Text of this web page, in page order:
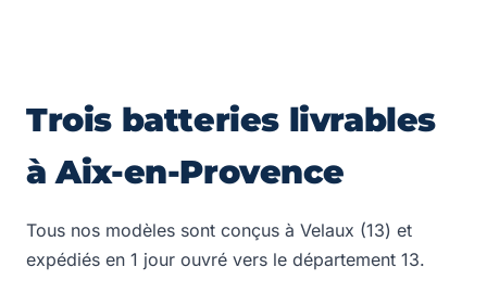
Trois batteries livrables
à Aix-en-Provence
Tous nos modèles sont conçus à Velaux (13) et
expédiés en 1 jour ouvré vers le département 13.